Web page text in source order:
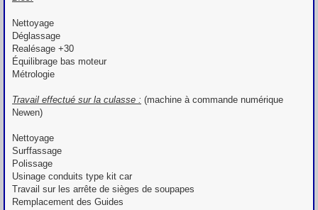
Nettoyage
Déglassage
Realésage +30
Équilibrage bas moteur
Métrologie
Travail effectué sur la culasse : (machine à commande numérique
Newen)
Nettoyage
Surffassage
Polissage
Usinage conduits type kit car
Travail sur les arrête de sièges de soupapes
Remplacement des Guides